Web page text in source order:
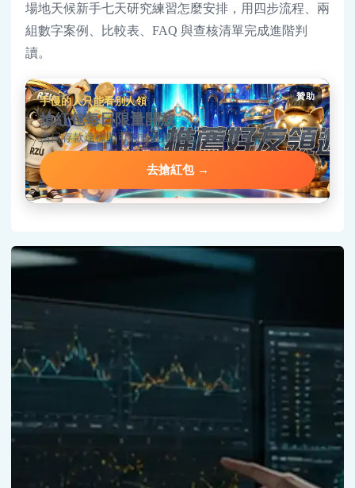
場地天候新手七天研究練習怎麼安排，用四步流程、兩
組數字案例、比較表、FAQ 與查核清單完成進階判
讀。
贊助
手慢的人只能看別人領
搶紅包每日限量開放
當日存款達標即可到首頁搶紅包，手速決定金額。
去搶紅包 →